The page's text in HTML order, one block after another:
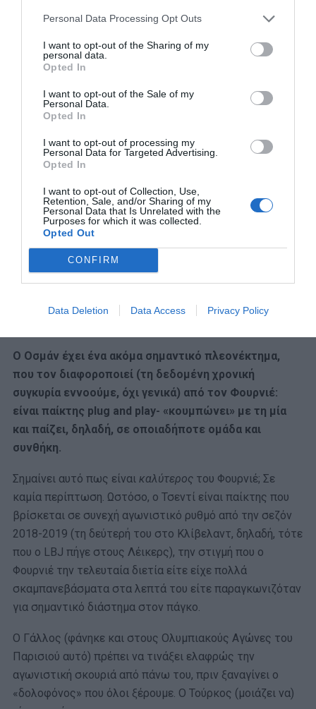
Personal Data Processing Opt Outs
I want to opt-out of the Sharing of my
personal data.
Opted In
I want to opt-out of the Sale of my
Personal Data.
Opted In
I want to opt-out of processing my
Personal Data for Targeted Advertising.
Opted In
I want to opt-out of Collection, Use,
Retention, Sale, and/or Sharing of my
Personal Data that Is Unrelated with the
Purposes for which it was collected.
Opted Out
CONFIRM
Data Deletion Data Access Privacy Policy
στο «4», καθώς είναι θέση που, ειδικά στην Ευρωλίγκα,
«την έχει». Με τον Λεσόρ στο «5» μιλάμε για ένα small
ball που μοιάζει σχεδόν αδύνατο ν’ αντιμετωπιστεί από
τρελό επιθετικό ρυθμό στο Τριφύλλι.
Ο Οσμάν έχει ένα ακόμα σημαντικό πλεονέκτημα,
που τον διαφοροποιεί (τη δεδομένη χρονική
συγκυρία εννοούμε, όχι γενικά) από τον Φουρνιέ:
είναι παίκτης plug and play- «κουμπώνει» με τη μία
και παίζει, δηλαδή, σε οποιαδήποτε ομάδα και
συνθήκη.
Σημαίνει αυτό πως είναι καλύτερος του Φουρνιέ; Σε
καμία περίπτωση. Ωστόσο, ο Τσεντί είναι παίκτης που
βρίσκεται σε συνεχή αγωνιστικό ρυθμό από την σεζόν
2018-2019 (τη δεύτερή του στο Κλίβελαντ, δηλαδή, τότε
που ο LBJ πήγε στους Λέικερς), την στιγμή που ο
Φουρνιέ την τελευταία διετία είτε είχε πολλά
σκαμπανεβάσματα στα λεπτά του είτε παραγκωνιζόταν
για σημαντικό διάστημα στον πάγκο.
Ο Γάλλος (φάνηκε και στους Ολυμπιακούς Αγώνες του
Παρισιού αυτό) πρέπει να τινάξει ελαφρώς την
αγωνιστική σκουριά από πάνω του, πριν ξαναγίνει ο
«δολοφόνος» που όλοι ξέρουμε. Ο Τούρκος (μοιάζει να)